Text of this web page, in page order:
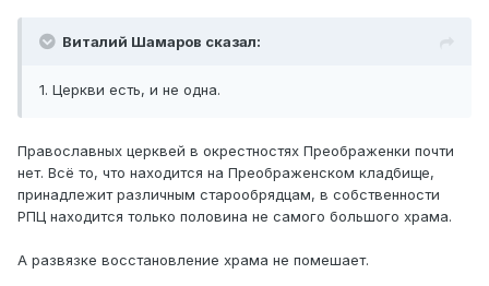
Виталий Шамаров сказал:
1. Церкви есть, и не одна.
Православных церквей в окрестностях Преображенки почти
нет. Всё то, что находится на Преображенском кладбище,
принадлежит различным старообрядцам, в собственности
РПЦ находится только половина не самого большого храма.
А развязке восстановление храма не помешает.